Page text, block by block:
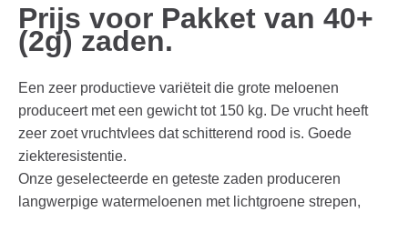
Prijs voor Pakket van 40+
(2g) zaden.
Een zeer productieve variëteit die grote meloenen
produceert met een gewicht tot 150 kg. De vrucht heeft
zeer zoet vruchtvlees dat schitterend rood is. Goede
ziekteresistentie.
Onze geselecteerde en geteste zaden produceren
langwerpige watermeloenen met lichtgroene strepen,